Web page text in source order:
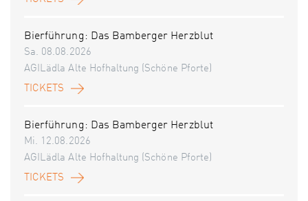
Bierführung: Das Bamberger Herzblut
Sa. 08.08.2026
AGILädla Alte Hofhaltung (Schöne Pforte)
TICKETS
Bierführung: Das Bamberger Herzblut
Mi. 12.08.2026
AGILädla Alte Hofhaltung (Schöne Pforte)
TICKETS